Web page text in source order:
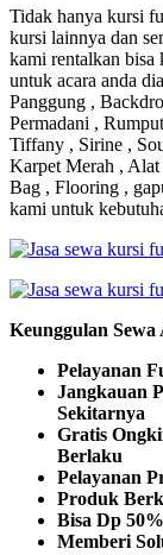
Tidak hanya kursi
kursi lainnya dan
kami rentalkan bisa
untuk acara anda
Panggung ,
Permadani ,
Tiffany , Sirine ,
Karpet Merah ,
Bag , Flooring ,
kami untuk
Keunggulan Sewa
Pelayanan
Jangkauan
Sekitarnya
Gratis
Berlaku
Pelayanan
Produk
Bisa Dp
Memberi